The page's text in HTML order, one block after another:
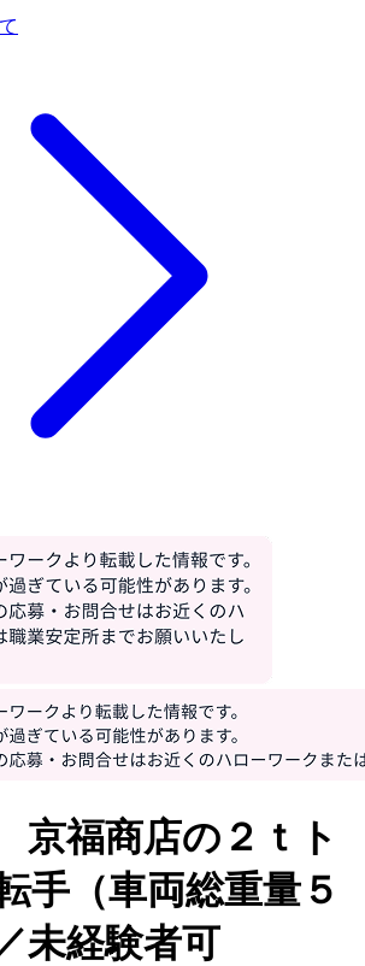
福商店の２ｔト
手（車両総重量５
未経験者可